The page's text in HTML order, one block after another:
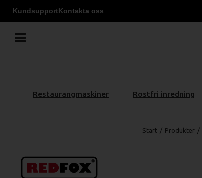
KundsupportKontakta oss
Restaurangmaskiner Rostfri inredning
Start / Produkter /